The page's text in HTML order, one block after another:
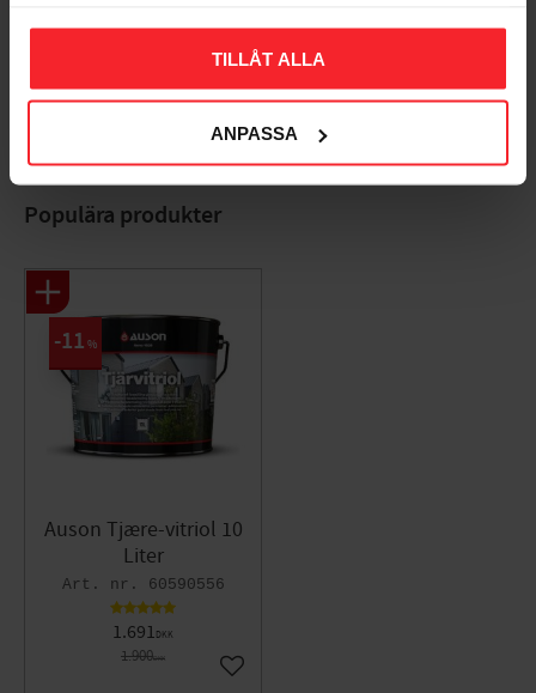
TILLÅT ALLA
ANPASSA
Bliv den første, der giver en bedømmelse.
Populära produkter
Auson Tjære-vitriol 10
Liter
60590556
1.691DKK
1.900DKK
11 %
Gem som favorit